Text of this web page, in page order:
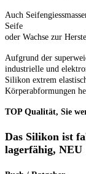
Auch
Seife
oder Wachse zur
Aufgrund der
industrielle und
Silikon extrem
Körperabformungen
TOP Qualität, Sie
Das Silikon ist
lagerfähig, NEU